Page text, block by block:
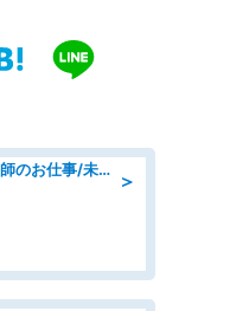
＞
社団法人での保健師・看護師のお仕事/未経験OK/要資格:普通免許、保健師、正看護師